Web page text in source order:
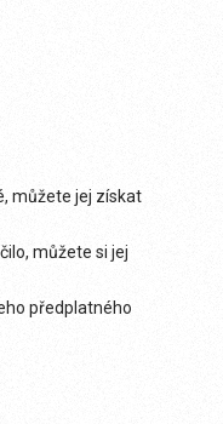
můžete jej získat
můžete si jej
předplatného